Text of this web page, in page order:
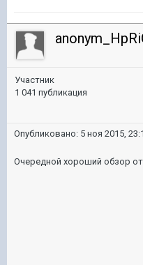
Участник
1 041 публикация
Опубликовано: 5 ноя 2015,
Очередной хороший обзор